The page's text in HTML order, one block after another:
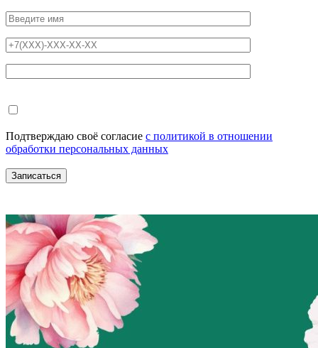
Подтверждаю своё согласие с политикой в отношении
обработки персональных данных
Записаться